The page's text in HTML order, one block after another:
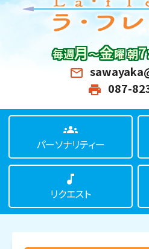
毎週月～金曜 朝
mail_outline
print 087-
groups
パーソナリティー
music_note
リクエスト